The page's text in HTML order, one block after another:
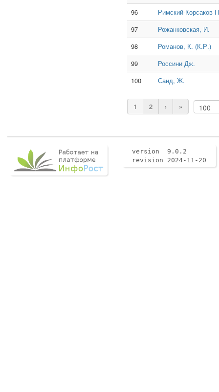
96
Римский-Корсаков
97
Рожанковская, И.
98
Романов, К. (К.Р.)
99
Россини Дж.
100
Санд, Ж.
1 2 › »
version 9.0.2
revision 2024-11-20